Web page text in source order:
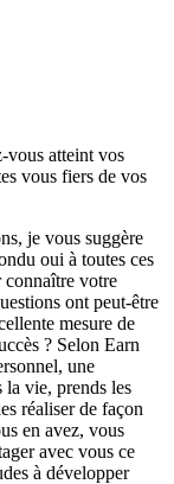
vous atteint vos
vous fiers de vos
je vous suggère
oui à toutes ces
connaître votre
ont peut-être
mesure de
? Selon Earn
une
la vie, prends les
réaliser de façon
en avez, vous
avec vous ce
à développer